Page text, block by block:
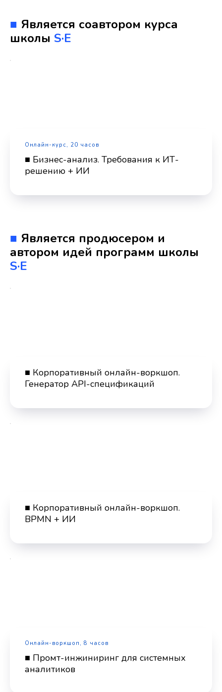
■ Является соавтором курса
школы S·E
Онлайн-курс, 20 часов
■ Бизнес-анализ. Требования к ИТ-
решению + ИИ
■ Является продюсером и
автором идей программ школы
S·E
■ Корпоративный онлайн-воркшоп.
Генератор API-спецификаций
■ Корпоративный онлайн-воркшоп.
BPMN + ИИ
Онлайн-воркшоп, 8 часов
■ Промт-инжиниринг для системных
аналитиков